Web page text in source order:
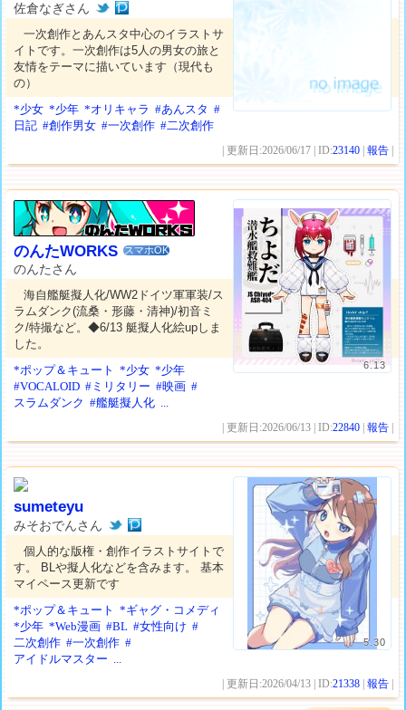
佐倉なぎさん
一次創作とあんスタ中心のイラストサ
イトです。一次創作は5人の男女の旅と
友情をテーマに描いています（現代も
の）
*少女 *少年 *オリキャラ #あんスタ #
日記 #創作男女 #一次創作 #二次創作
| 更新日:2026/06/17 | ID:23140 |報告
6.13
のんたWORKS スマホOK
のんたさん
海自艦艇擬人化/WW2ドイツ軍軍装/ス
ラムダンク(流桑・形藤・清神)/初音ミ
ク/特撮など。◆6/13 艇擬人化絵upしま
した。
*ポップ＆キュート
*少女 *少年
#VOCALOID #ミリタリー #映画 #
スラムダンク #艦艇擬人化 ...
| 更新日:2026/06/13 | ID:22840 |報告
5.30
sumeteyu
みそおでんさん
個人的な版権・創作イラストサイトで
す。 BLや擬人化などを含みます。 基本
マイペース更新です
*ポップ＆キュート
*ギャグ・コメディ
*少年 *Web漫画 #BL #女性向け #
二次創作 #一次創作 #
アイドルマスター ...
| 更新日:2026/04/13 | ID:21338 |報告